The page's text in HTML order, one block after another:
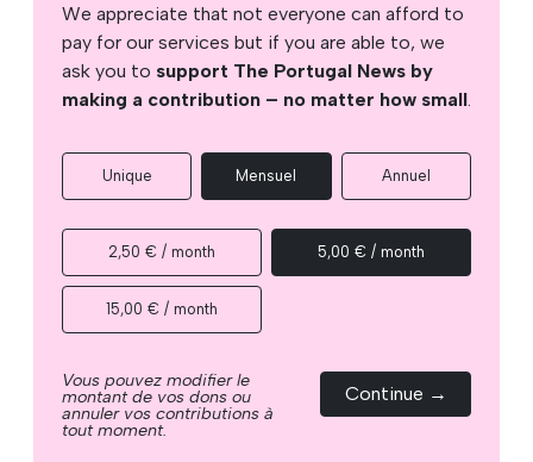
We appreciate that not everyone can afford to
pay for our services but if you are able to, we
ask you to support The Portugal News by
making a contribution – no matter how small.
Unique Mensuel Annuel
2,50 € / month 5,00 € / month
15,00 € / month
Vous pouvez modifier le
montant de vos dons ou
annuler vos contributions à
tout moment.
Continue →